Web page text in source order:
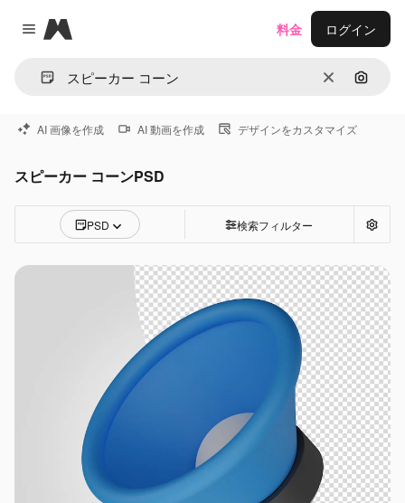
Close menu
Magnific
消去 画像で
料金 ログイン
AI 画像を作成 AI 動画を作成 デザインをカスタマイズ
スピーカー コーンPSD
PSD 検索フィルター